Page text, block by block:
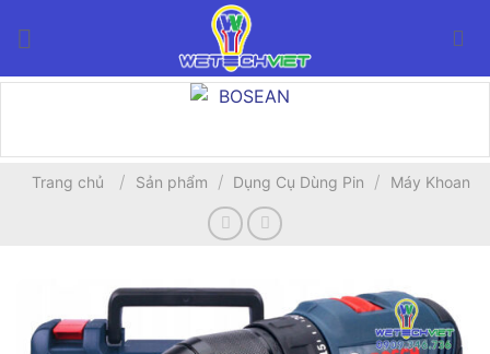
Trang chủ / Sản phẩm / Dụng Cụ Dùng Pin / Máy Khoan